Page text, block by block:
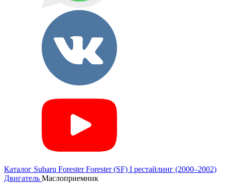
Каталог Subaru Forester Forester (SF) I рестайлинг (2000–2002)
Двигатель Маслоприемник